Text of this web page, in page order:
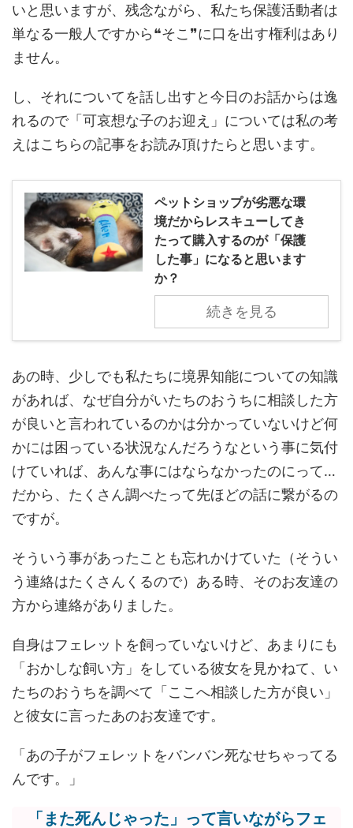
いと思いますが、残念ながら、私たち保護活動者は
単なる一般人ですから❝そこ❞に口を出す権利はあり
ません。
し、それについてを話し出すと今日のお話からは逸
れるので「可哀想な子のお迎え」については私の考
えはこちらの記事をお読み頂けたらと思います。
ペットショップが劣悪な環
境だからレスキューしてき
たって購入するのが「保護
した事」になると思います
か？
続きを見る
あの時、少しでも私たちに境界知能についての知識
があれば、なぜ自分がいたちのおうちに相談した方
が良いと言われているのかは分かっていないけど何
かには困っている状況なんだろうなという事に気付
けていれば、あんな事にはならなかったのにって…
だから、たくさん調べたって先ほどの話に繋がるの
ですが。
そういう事があったことも忘れかけていた（そうい
う連絡はたくさんくるので）ある時、そのお友達の
方から連絡がありました。
自身はフェレットを飼っていないけど、あまりにも
「おかしな飼い方」をしている彼女を見かねて、い
たちのおうちを調べて「ここへ相談した方が良い」
と彼女に言ったあのお友達です。
「あの子がフェレットをバンバン死なせちゃってる
んです。」
「また死んじゃった」って言いながらフェ